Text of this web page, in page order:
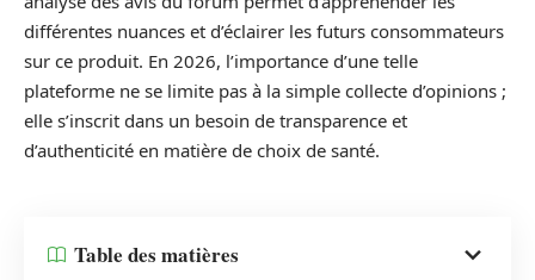
différentes nuances et d’éclairer les futurs consommateurs
sur ce produit. En 2026, l’importance d’une telle
plateforme ne se limite pas à la simple collecte d’opinions ;
elle s’inscrit dans un besoin de transparence et
d’authenticité en matière de choix de santé.
Table des matières